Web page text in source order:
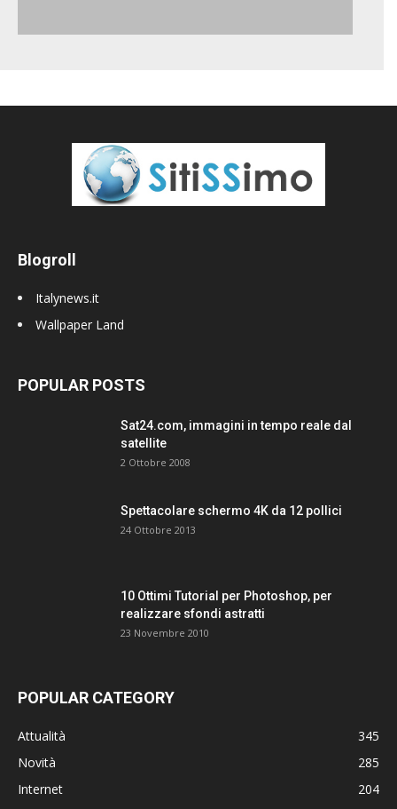
Blogroll
Italynews.it
Wallpaper Land
POPULAR POSTS
Sat24.com, immagini in tempo reale dal
satellite
2 Ottobre 2008
Spettacolare schermo 4K da 12 pollici
24 Ottobre 2013
10 Ottimi Tutorial per Photoshop, per
realizzare sfondi astratti
23 Novembre 2010
POPULAR CATEGORY
Attualità
345
Novità
285
Internet
204